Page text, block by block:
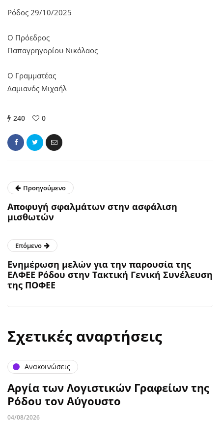
Ρόδος 29/10/2025
Ο Πρόεδρος
Παπαγρηγορίου Νικόλαος
Ο Γραμματέας
Δαμιανός Μιχαήλ
240 0
Προηγούμενο
Αποφυγή σφαλμάτων στην ασφάλιση
μισθωτών
Επόμενο
Ενημέρωση μελών για την παρουσία της
ΕΛΦΕΕ Ρόδου στην Τακτική Γενική Συνέλευση
της ΠΟΦΕΕ
Σχετικές αναρτήσεις
Ανακοινώσεις
Αργία των Λογιστικών Γραφείων της
Ρόδου τον Αύγουστο
04/08/2026